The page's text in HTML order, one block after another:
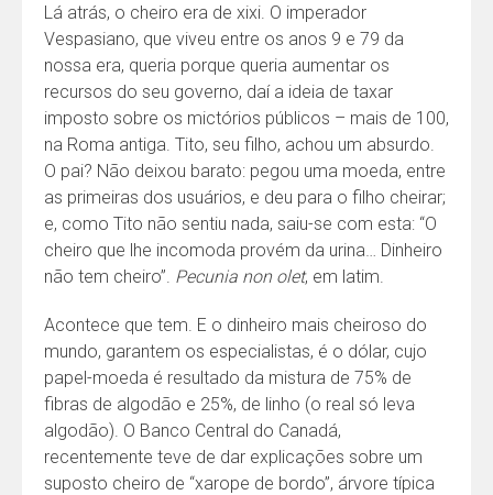
Lá atrás, o cheiro era de xixi. O imperador
Vespasiano, que viveu entre os anos 9 e 79 da
nossa era, queria porque queria aumentar os
recursos do seu governo, daí a ideia de taxar
imposto sobre os mictórios públicos – mais de 100,
na Roma antiga. Tito, seu filho, achou um absurdo.
O pai? Não deixou barato: pegou uma moeda, entre
as primeiras dos usuários, e deu para o filho cheirar;
e, como Tito não sentiu nada, saiu-se com esta: “O
cheiro que lhe incomoda provém da urina… Dinheiro
não tem cheiro”. Pecunia non olet, em latim.
Acontece que tem. E o dinheiro mais cheiroso do
mundo, garantem os especialistas, é o dólar, cujo
papel-moeda é resultado da mistura de 75% de
fibras de algodão e 25%, de linho (o real só leva
algodão). O Banco Central do Canadá,
recentemente teve de dar explicações sobre um
suposto cheiro de “xarope de bordo”, árvore típica